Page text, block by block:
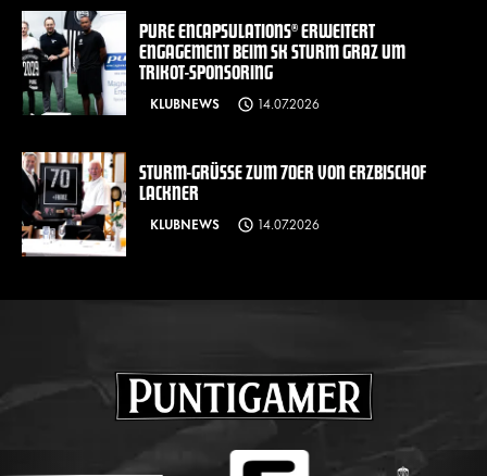
PURE ENCAPSULATIONS® ERWEITERT
ENGAGEMENT BEIM SK STURM GRAZ UM
TRIKOT-SPONSORING
KLUBNEWS 14.07.2026
STURM-GRÜSSE ZUM 70ER VON ERZBISCHOF L
ACKNER
KLUBNEWS 14.07.2026